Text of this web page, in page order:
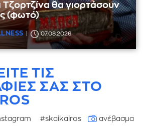
Τζορτζίνα θα γιορτάσουν
(φωτό)
07.08.2026
ΤΙΣ
ΣΑΣ ΣΤΟ
#skaikairos
ανέβασμα